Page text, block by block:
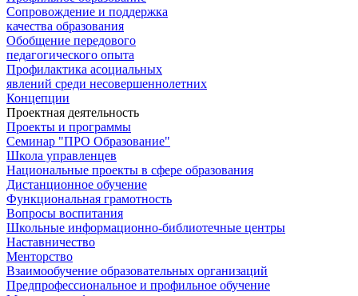
Сопровождение и поддержка
качества образования
Обобщение передового
педагогического опыта
Профилактика асоциальных
явлений среди несовершеннолетних
Концепции
Проектная деятельность
Проекты и программы
Семинар "ПРО Образование"
Школа управленцев
Национальные проекты в сфере образования
Дистанционное обучение
Функциональная грамотность
Вопросы воспитания
Школьные информационно-библиотечные центры
Наставничество
Менторство
Взаимообучение образовательных организаций
Предпрофессиональное и профильное обучение